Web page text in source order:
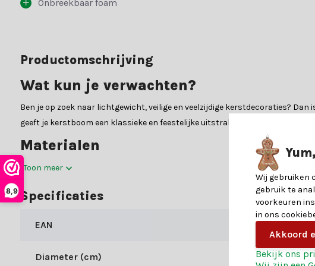
8,9
Onbreekbaar foam
Productomschrijving
Wat kun je verwachten?
Ben je op zoek naar lichtgewicht, veilige en veelzijdige kerstdecoraties?
geeft je kerstboom een klassieke en feestelijke uitstraling, en door het
Materialen
De Gedecoreerde kerstbal | foam | fris lila is gemaakt van hoogwaardig
gemakkelijk op te hangen zonder de takken te belasten. Bekijk de
Twijfel je nog?
Kerstland.nl is dé kerstwinkel op het gebied van kerstdecoratie. Twijfel je
Toon meer
Specificaties
EAN
Diameter (cm) 8
Wij gebruiken
gebruik te
voorkeuren
in ons
Akkoord
Bekijk ons